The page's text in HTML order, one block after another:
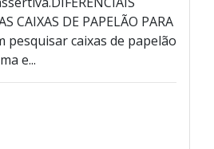
CAIXAS DE PAPELÃO PARA
pesquisar caixas de papelão
e...